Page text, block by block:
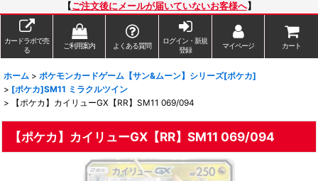
【ご注文後にメールが届いていないお客様へ】
カードラボで売
る
ご利用案内 よくある質問
ログイン・新規
登録
マイページ カート
ホーム > ポケモンカードゲーム【サン&ムーン】シリーズ[ポケカ]
> [ポケカ]SM11 ミラクルツイン
>
【ポケカ】カイリューGX【RR】SM11 069/094
【ポケカ】カイリューGX【RR】SM11 069/094